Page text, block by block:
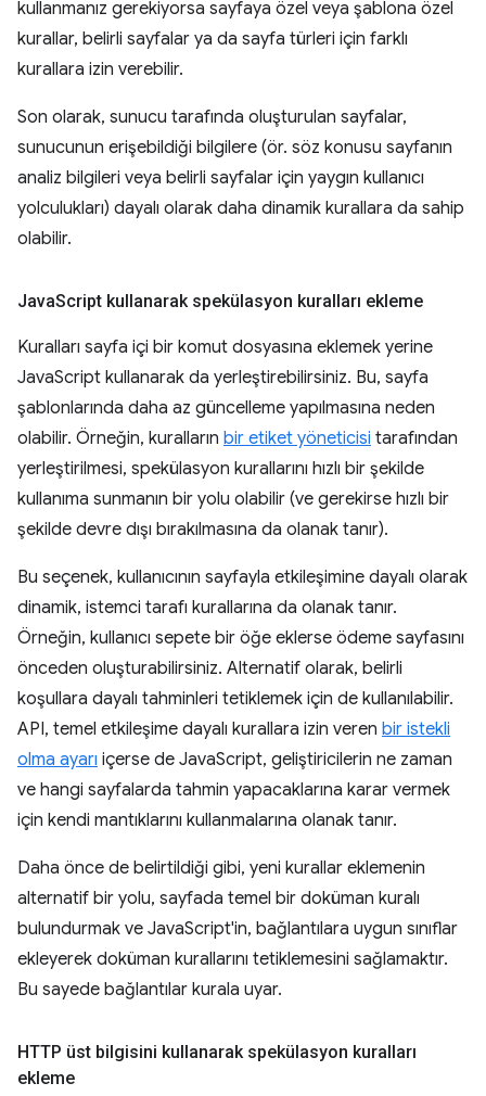
kullanmanız gerekiyorsa sayfaya özel veya şablona özel
kurallar, belirli sayfalar ya da sayfa türleri için farklı
kurallara izin verebilir.
Son olarak, sunucu tarafında oluşturulan sayfalar,
sunucunun erişebildiği bilgilere (ör. söz konusu sayfanın
analiz bilgileri veya belirli sayfalar için yaygın kullanıcı
yolculukları) dayalı olarak daha dinamik kurallara da sahip
olabilir.
JavaScript kullanarak spekülasyon kuralları ekleme
Kuralları sayfa içi bir komut dosyasına eklemek yerine
JavaScript kullanarak da yerleştirebilirsiniz. Bu, sayfa
şablonlarında daha az güncelleme yapılmasına neden
olabilir. Örneğin, kuralların bir etiket yöneticisi tarafından
yerleştirilmesi, spekülasyon kurallarını hızlı bir şekilde
kullanıma sunmanın bir yolu olabilir (ve gerekirse hızlı bir
şekilde devre dışı bırakılmasına da olanak tanır).
Bu seçenek, kullanıcının sayfayla etkileşimine dayalı olarak
dinamik, istemci tarafı kurallarına da olanak tanır.
Örneğin, kullanıcı sepete bir öğe eklerse ödeme sayfasını
önceden oluşturabilirsiniz. Alternatif olarak, belirli
koşullara dayalı tahminleri tetiklemek için de kullanılabilir.
API, temel etkileşime dayalı kurallara izin veren bir istekli
olma ayarı içerse de JavaScript, geliştiricilerin ne zaman
ve hangi sayfalarda tahmin yapacaklarına karar vermek
için kendi mantıklarını kullanmalarına olanak tanır.
Daha önce de belirtildiği gibi, yeni kurallar eklemenin
alternatif bir yolu, sayfada temel bir doküman kuralı
bulundurmak ve JavaScript'in, bağlantılara uygun sınıflar
ekleyerek doküman kurallarını tetiklemesini sağlamaktır.
Bu sayede bağlantılar kurala uyar.
HTTP üst bilgisini kullanarak spekülasyon kuralları
ekleme